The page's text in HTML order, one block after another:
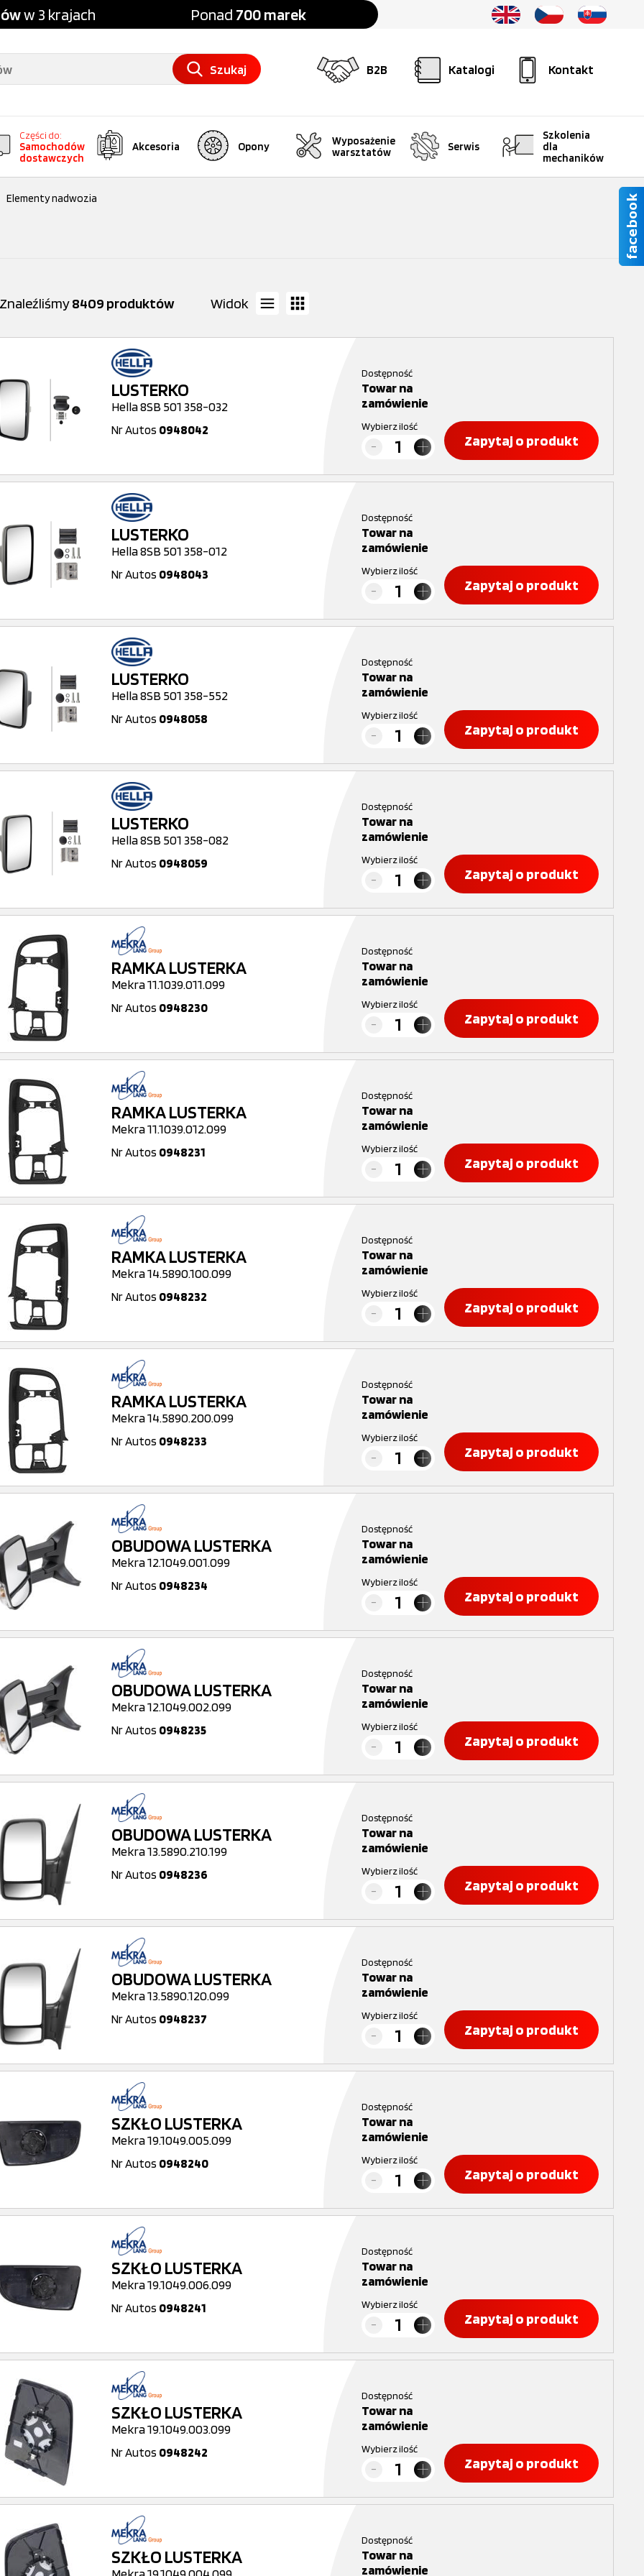
w 3 krajach Ponad 700 marek
B2B Katalogi Kontakt
Szukaj
Części do:
Samochodów
dostawczych
Akcesoria Opony
Wyposażenie
warsztatów
Serwis
Szkolenia
dla
mechaników
Elementy nadwozia
Znaleźliśmy8409 produktów Widok
LUSTERKO
Hella 8SB 501 358-032
Nr Autos 0948042
Dostępność
Towar na
zamówienie
Wybierz ilość
Zapytaj o produkt
LUSTERKO
Hella 8SB 501 358-012
Nr Autos 0948043
Dostępność
Towar na
zamówienie
Wybierz ilość
Zapytaj o produkt
LUSTERKO
Hella 8SB 501 358-552
Nr Autos 0948058
Dostępność
Towar na
zamówienie
Wybierz ilość
Zapytaj o produkt
LUSTERKO
Hella 8SB 501 358-082
Nr Autos 0948059
Dostępność
Towar na
zamówienie
Wybierz ilość
Zapytaj o produkt
RAMKA LUSTERKA
Mekra 11.1039.011.099
Nr Autos 0948230
Dostępność
Towar na
zamówienie
Wybierz ilość
Zapytaj o produkt
RAMKA LUSTERKA
Mekra 11.1039.012.099
Nr Autos 0948231
Dostępność
Towar na
zamówienie
Wybierz ilość
Zapytaj o produkt
RAMKA LUSTERKA
Mekra 14.5890.100.099
Nr Autos 0948232
Dostępność
Towar na
zamówienie
Wybierz ilość
Zapytaj o produkt
RAMKA LUSTERKA
Mekra 14.5890.200.099
Nr Autos 0948233
Dostępność
Towar na
zamówienie
Wybierz ilość
Zapytaj o produkt
OBUDOWA LUSTERKA
Mekra 12.1049.001.099
Nr Autos 0948234
Dostępność
Towar na
zamówienie
Wybierz ilość
Zapytaj o produkt
OBUDOWA LUSTERKA
Mekra 12.1049.002.099
Nr Autos 0948235
Dostępność
Towar na
zamówienie
Wybierz ilość
Zapytaj o produkt
OBUDOWA LUSTERKA
Mekra 13.5890.210.199
Nr Autos 0948236
Dostępność
Towar na
zamówienie
Wybierz ilość
Zapytaj o produkt
OBUDOWA LUSTERKA
Mekra 13.5890.120.099
Nr Autos 0948237
Dostępność
Towar na
zamówienie
Wybierz ilość
Zapytaj o produkt
SZKŁO LUSTERKA
Mekra 19.1049.005.099
Nr Autos 0948240
Dostępność
Towar na
zamówienie
Wybierz ilość
Zapytaj o produkt
SZKŁO LUSTERKA
Mekra 19.1049.006.099
Nr Autos 0948241
Dostępność
Towar na
zamówienie
Wybierz ilość
Zapytaj o produkt
SZKŁO LUSTERKA
Mekra 19.1049.003.099
Nr Autos 0948242
Dostępność
Towar na
zamówienie
Wybierz ilość
Zapytaj o produkt
SZKŁO LUSTERKA
Dostępność
Towar na
zamówienie